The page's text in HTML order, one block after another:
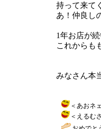
持って来て
あ！仲良し
1年お店が
これからも
みなさん本
＜あおネ
＜えるむ